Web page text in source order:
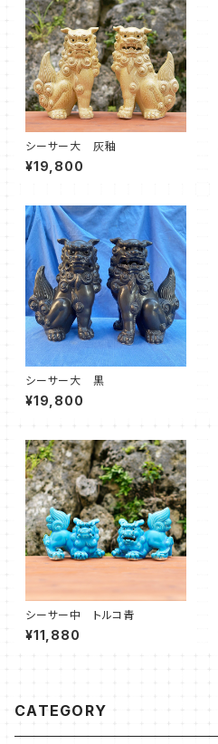
シーサー大 灰釉
¥19,800
シーサー大 黒
¥19,800
シーサー中 トルコ青
¥11,880
CATEGORY